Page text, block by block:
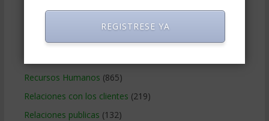
(1.405)
Operaciones y Logística(172)
Recursos Humanos (865)
Relaciones con los clientes (219)
Relaciones publicas (132)
REGISTRESE YA